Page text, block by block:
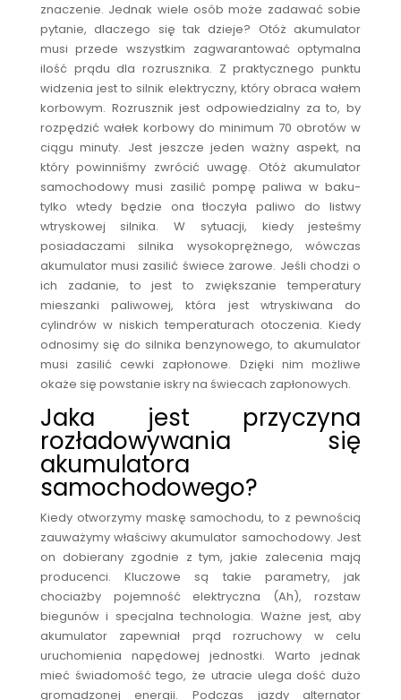
znaczenie. Jednak wiele osób może zadawać sobie
pytanie, dlaczego się tak dzieje? Otóż akumulator
musi przede wszystkim zagwarantować optymalna
ilość prądu dla rozrusznika. Z praktycznego punktu
widzenia jest to silnik elektryczny, który obraca wałem
korbowym. Rozrusznik jest odpowiedzialny za to, by
rozpędzić wałek korbowy do minimum 70 obrotów w
ciągu minuty. Jest jeszcze jeden ważny aspekt, na
który powinniśmy zwrócić uwagę. Otóż akumulator
samochodowy musi zasilić pompę paliwa w baku-
tylko wtedy będzie ona tłoczyła paliwo do listwy
wtryskowej silnika. W sytuacji, kiedy jesteśmy
posiadaczami silnika wysokoprężnego, wówczas
akumulator musi zasilić świece żarowe. Jeśli chodzi o
ich zadanie, to jest to zwiększanie temperatury
mieszanki paliwowej, która jest wtryskiwana do
cylindrów w niskich temperaturach otoczenia. Kiedy
odnosimy się do silnika benzynowego, to akumulator
musi zasilić cewki zapłonowe. Dzięki nim możliwe
okaże się powstanie iskry na świecach zapłonowych.
Jaka jest przyczyna
rozładowywania się
akumulatora
samochodowego?
Kiedy otworzymy maskę samochodu, to z pewnością
zauważymy właściwy akumulator samochodowy. Jest
on dobierany zgodnie z tym, jakie zalecenia mają
producenci. Kluczowe są takie parametry, jak
chociażby pojemność elektryczna (Ah), rozstaw
biegunów i specjalna technologia. Ważne jest, aby
akumulator zapewniał prąd rozruchowy w celu
uruchomienia napędowej jednostki. Warto jednak
mieć świadomość tego, że utracie ulega dość dużo
gromadzonej energii. Podczas jazdy alternator